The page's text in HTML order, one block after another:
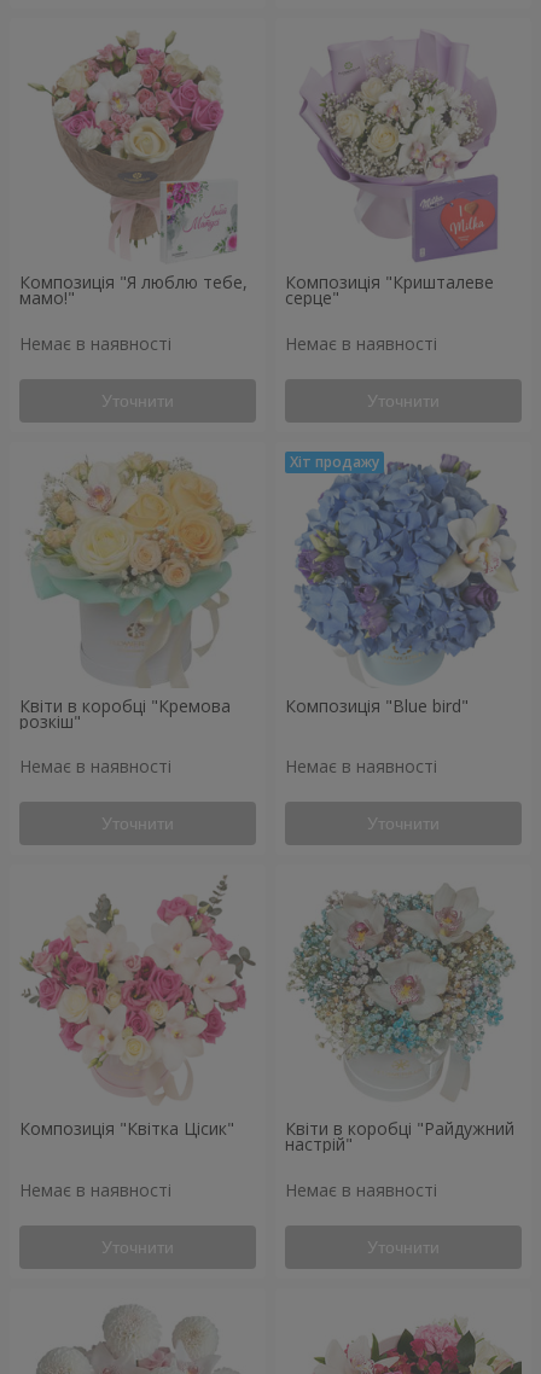
Композиція "Я люблю тебе,
мамо!"
Немає в наявності
Уточнити
Композиція "Кришталеве
серце"
Немає в наявності
Уточнити
Квіти в коробці "Кремова
розкіш"
Немає в наявності
Уточнити
Композиція "Blue bird"
Немає в наявності
Уточнити
Композиція "Квітка Цісик"
Немає в наявності
Уточнити
Квіти в коробці "Райдужний
настрій"
Немає в наявності
Уточнити